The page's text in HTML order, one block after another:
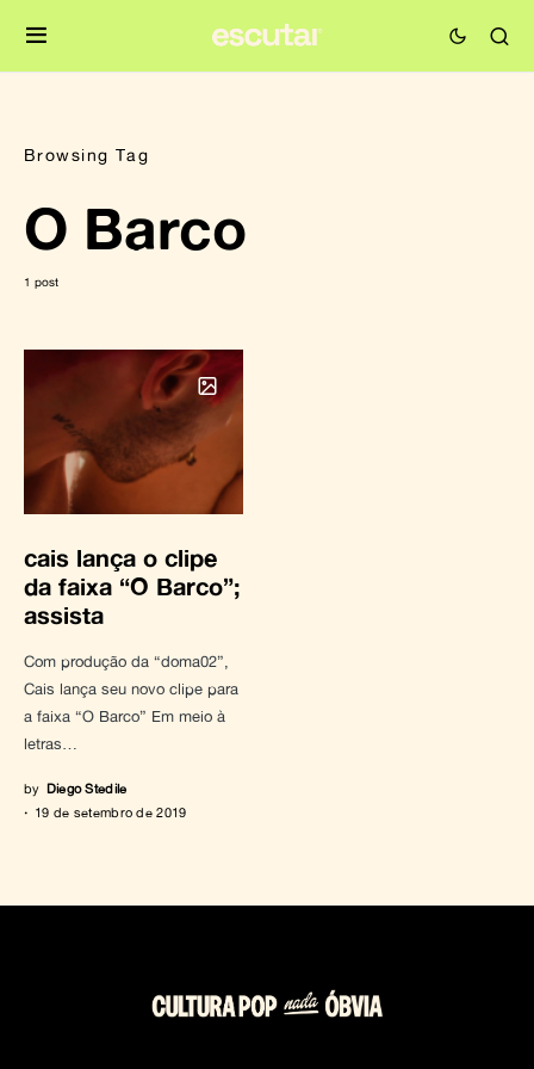
Browsing Tag
O Barco
1 post
cais lança o clipe
da faixa “O Barco”;
assista
Com produção da “doma02”,
Cais lança seu novo clipe para
a faixa “O Barco” Em meio à
letras…
by Diego Stedile
19 de setembro de 2019